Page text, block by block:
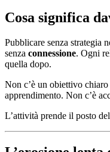
Cosa significa
Pubblicare senza strategia
senza connessione. Ogni
quella dopo.
Non c’è un obiettivo
apprendimento. Non c’è
L’attività prende il posto